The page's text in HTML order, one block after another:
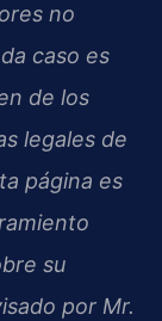
no
caso es
de los
legales de
página es
su
por Mr.